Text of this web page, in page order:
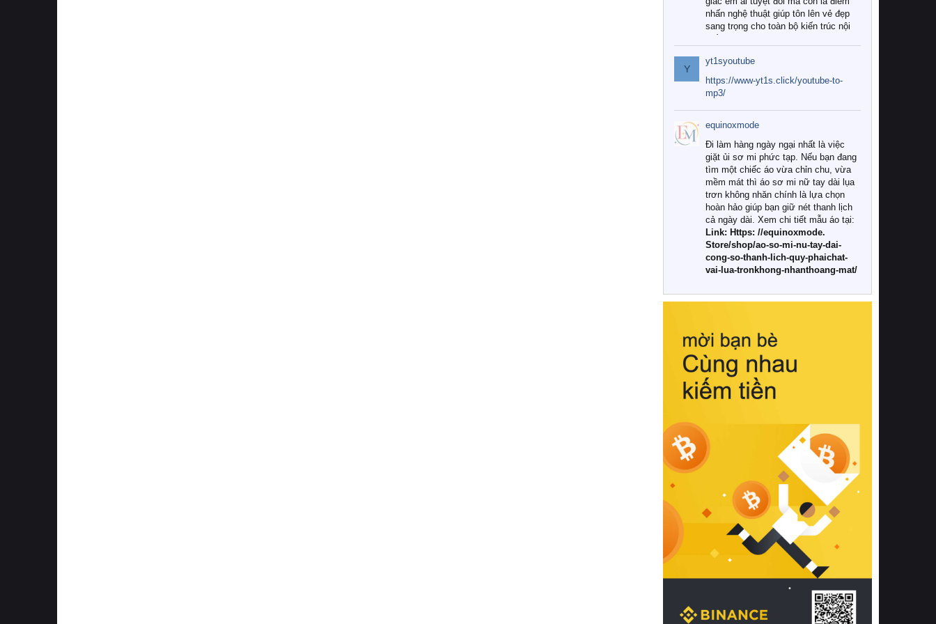
nhấn nghệ thuật giúp tôn lên vẻ đẹp
sang trọng cho toàn bộ kiến trúc nội
Tuy nhiên, giữa thị trường đa dạng
với vô vàn thương hiệu và mẫu mã
như hiện nay, làm thế nào để chọn
được những bộ chăn ga gối đệm cao
cấp thực sự chất lượng, phù hợp với
khí hậu và nhu cầu sử dụng của gia
đình? Hãy cùng chúng tôi đi tìm lời
giải đáp chi tiết qua bài viết dưới đây.
1. Tại sao các gia đình hiện đại lại ưa
chuộng chăn ga gối đệm cao cấp?
Khác với các dòng sản phẩm thông
thường, những bộ chăn ga gối đệm
cao cấp trải qua quy trình sản xuất
nghiêm ngặt từ khâu chọn lọc nguyên
liệu tự nhiên đến công nghệ dệt
nhuộm hiện đại không chứa hóa chất
này, bạn sẽ cảm nhận rõ rệt sự khác
hồi chuẩn xác của phần đệm nâng đỡ
cột sống.
Bên cạnh đó, việc lựa chọn các dòng
sản phẩm đạt chuẩn chất lượng quốc
tế còn giúp ngăn ngừa tình trạng kích
khuẩn và nấm mốc trong điều kiện
thời tiết nóng ẩm. Bạn có thể tìm hiểu
thêm các nghiên cứu khoa học về tác
động của giấc ngủ và môi trường
phòng ngủ đối với sức khỏe con
người tại Sleep Foundation (External
Link) để có cái nhìn toàn diện hơn.
2. Các tiêu chí vàng khi lựa chọn
chăn ga gối đệm cao cấp cho phòng
ngủ
Để sở hữu một bộ chăn ga gối đệm
cao cấp hoàn hảo cả về thẩm mỹ lẫn
công năng, người tiêu dùng cần cân
nhắc kỹ lưỡng các tiêu chí quan trọng
Y
yt1syoutube
https://www-yt1s.click/youtube-to-
mp3/
equinoxmode
Đi làm hàng ngày ngại nhất là việc
giặt ủi sơ mi phức tạp. Nếu bạn đang
tìm một chiếc áo vừa chỉn chu, vừa
mềm mát thì áo sơ mi nữ tay dài lụa
trơn không nhăn chính là lựa chọn
hoàn hảo giúp bạn giữ nét thanh lịch
cả ngày dài. Xem chi tiết mẫu áo tại:
Link: Https: //equinoxmode.
Store/shop/ao-so-mi-nu-tay-dai-
cong-so-thanh-lich-quy-phaichat-
vai-lua-tronkhong-nhanthoang-mat/